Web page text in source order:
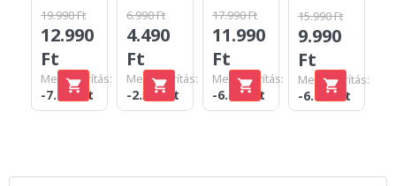
19.990 Ft
12.990
Ft
Megtakarítás:
-7.000 Ft
6.990 Ft
4.490
Ft
Megtakarítás:
-2.500 Ft
17.990 Ft
11.990
Ft
Megtakarítás:
-6.000 Ft
15.990 Ft
9.990
Ft
Megtakarítás:
-6.000 Ft